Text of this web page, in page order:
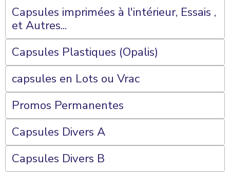
Capsules imprimées à l'intérieur, Essais ,
et Autres...
Capsules Plastiques (Opalis)
capsules en Lots ou Vrac
Promos Permanentes
Capsules Divers A
Capsules Divers B